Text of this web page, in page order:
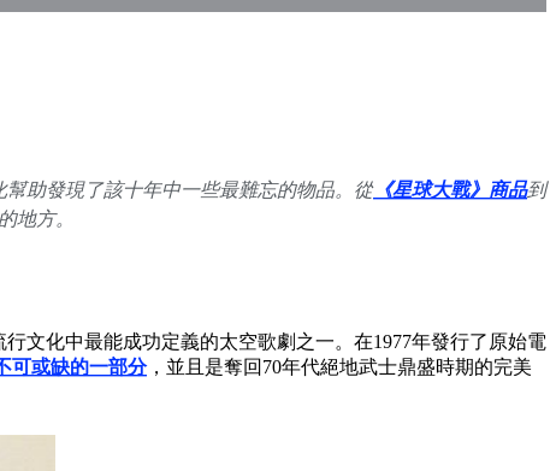
助發現了該十年中一些最難忘的物品。從《星球大戰》商品到
地方。
行文化中最能成功定義的太空歌劇之一。在1977年發行了原始電
可或缺的一部分，並且是奪回70年代絕地武士鼎盛時期的完美